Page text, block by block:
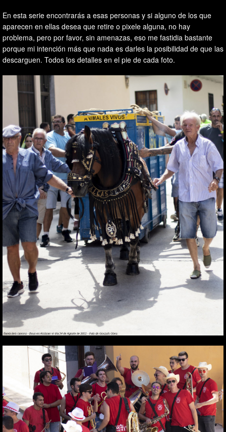
En esta serie encontrarás a esas personas y si alguno de los que
aparecen en ellas desea que retire o pixele alguna, no hay
problema, pero por favor, sin amenazas, eso me fastidia bastante
porque mi intención más que nada es darles la posibilidad de que las
descarguen. Todos los detalles en el pie de cada foto.